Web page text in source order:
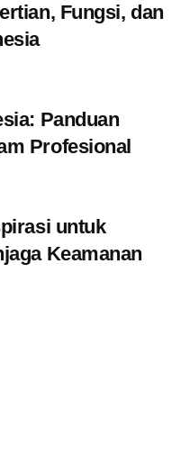
Fungsi, dan
Panduan
Profesional
untuk
Keamanan